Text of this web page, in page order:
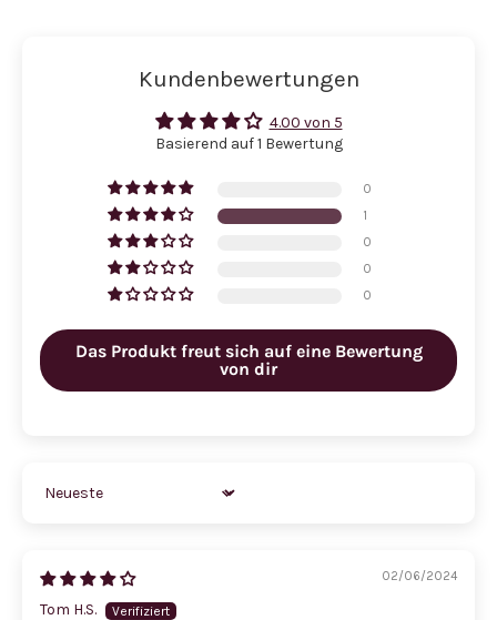
Kundenbewertungen
4.00 von 5
Basierend auf 1 Bewertung
0
1
0
0
0
Das Produkt freut sich auf eine Bewertung
von dir
Sort by
02/06/2024
Tom H.S.